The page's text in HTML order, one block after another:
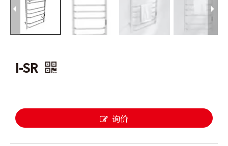
I-SR
询价